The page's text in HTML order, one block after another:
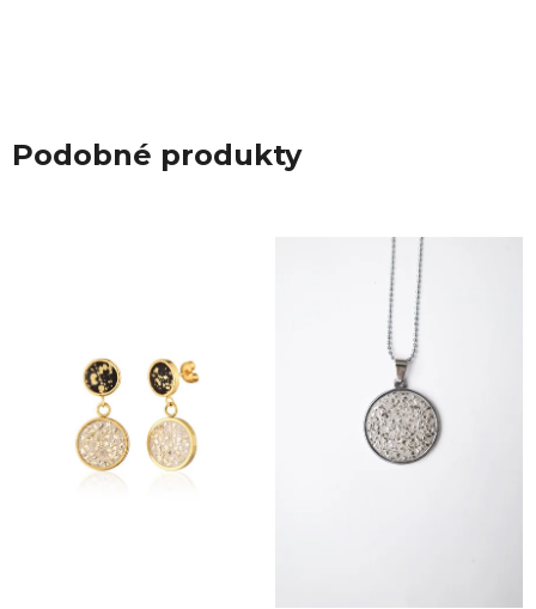
Podobné produkty